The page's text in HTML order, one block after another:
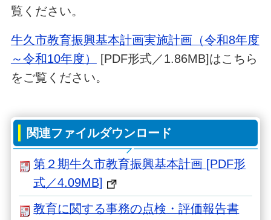
覧ください。
牛久市教育振興基本計画実施計画（令和8年度
～令和10年度）
[PDF形式／1.86MB]はこちら
をご覧ください。
関連ファイルダウンロード
第２期牛久市教育振興基本計画 [PDF形
式／4.09MB]
教育に関する事務の点検・評価報告書